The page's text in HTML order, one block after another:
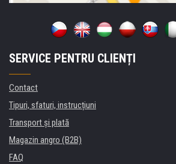
SERVICE PENTRU CLIENȚI
Contact
Tipuri, sfaturi, instrucțiuni
Transport şi plată
Magazin angro (B2B)
FAQ